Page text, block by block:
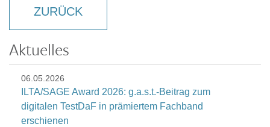
ZURÜCK
Aktuelles
06.05.2026
ILTA/SAGE Award 2026: g.a.s.t.-Beitrag zum
digitalen TestDaF in prämiertem Fachband
erschienen